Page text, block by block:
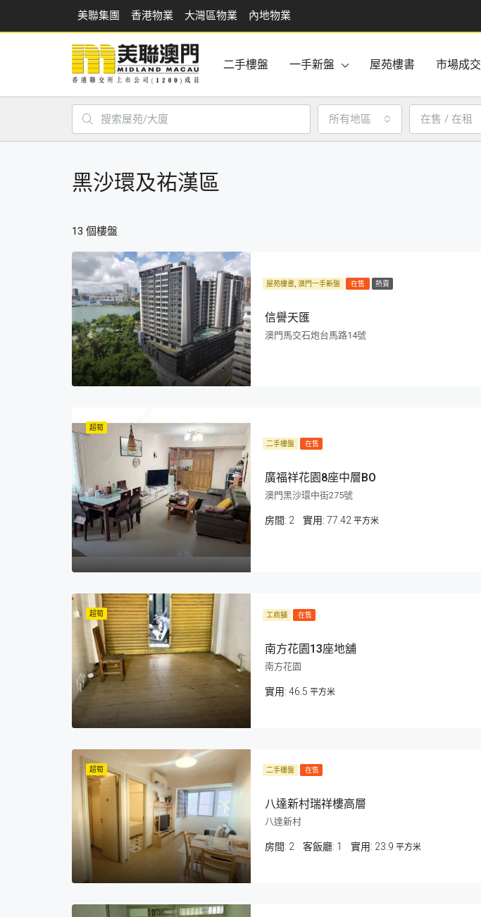
美聯集團 香港物業 大灣區物業 內地物業
二手樓盤 一手新盤 屋苑樓書 市場成交
所有地區 在售 / 在租
黑沙環及祐漢區
13 個樓盤
屋苑樓書, 澳門一手新盤 在售 熱賣
信譽天匯
澳門馬交石炮台馬路14號
超筍
二手樓盤 在售
廣福祥花園8座中層BO
澳門黑沙環中街275號
房間: 2 77.42 平方米
超筍 工商舖 在售
南方花園13座地舖
南方花園
46.5 平方米
超筍 二手樓盤 在售
八達新村瑞祥樓高層
八達新村
房間: 2 客飯廳: 1 23.9 平方米